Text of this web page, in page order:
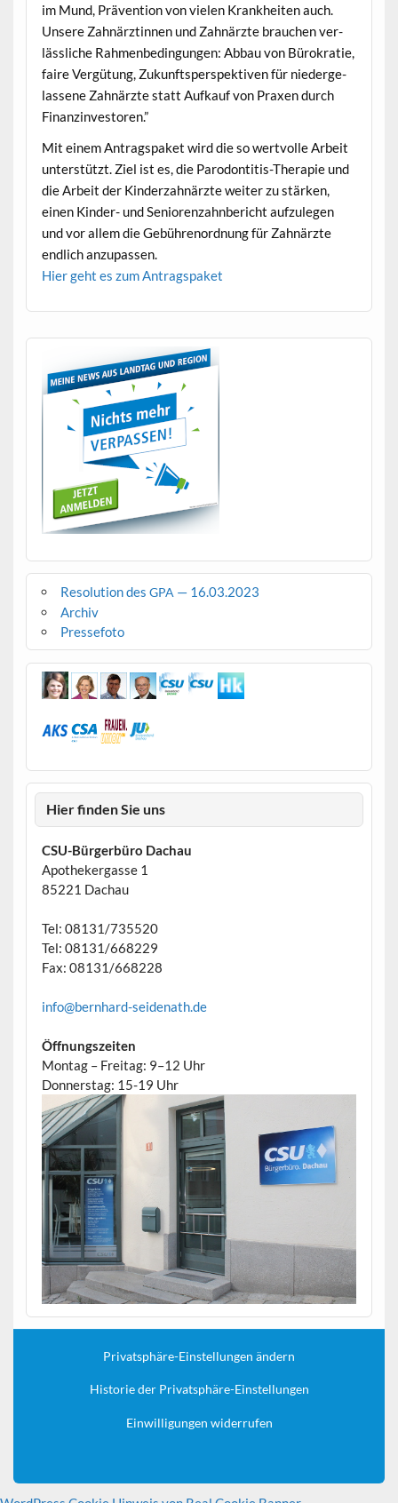
im Mund, Präven­tion von vie­len Krankheit­en auch.
Unsere Zah­närztin­nen und Zah­närzte brauchen ver­
lässliche Rah­menbe­din­gun­gen: Abbau von Bürokratie,
faire Vergü­tung, Zukun­ftsper­spek­tiv­en für niederge­
lassene Zah­närzte statt Aufkauf von Prax­en durch
Finanzinvestoren.”
Mit einem Antragspaket wird die so wertvolle Arbeit
unter­stützt. Ziel ist es, die Par­o­don­ti­tis-Ther­a­pie und
die Arbeit der Kinderzah­närzte weit­er zu stärken,
einen Kinder- und Senioren­zahn­bericht aufzule­gen
und vor allem die Gebührenord­nung für Zah­närzte
endlich anzupassen.
Hier geht es zum Antragspaket
Resolution des GPA — 16.03.2023
Archiv
Pressefoto
Hier finden Sie uns
CSU-Bürgerbüro Dachau
Apothekergasse 1
85221 Dachau
Tel: 08131/735520
Tel: 08131/668229
Fax: 08131/668228
info@bernhard-seidenath.de
Öffnungszeiten
Montag – Freitag: 9–12 Uhr
Donnerstag: 15-19 Uhr
Privatsphäre-Einstellungen ändern
Historie der Privatsphäre-Einstellungen
Einwilligungen widerrufen